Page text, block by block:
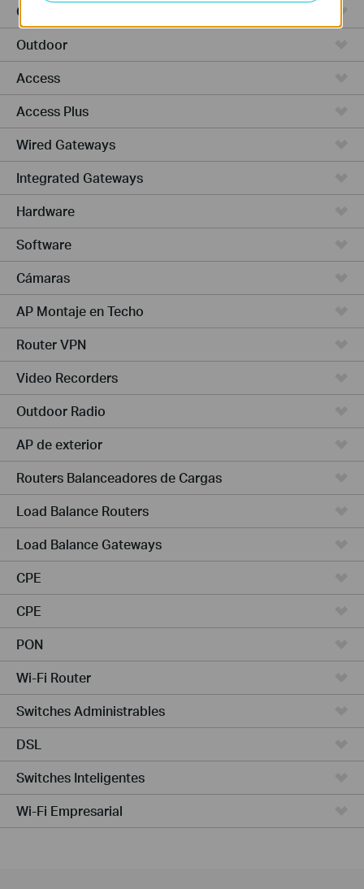
Ceiling Mount
Outdoor
Access
Access Plus
Wired Gateways
Integrated Gateways
Hardware
Software
Cámaras
AP Montaje en Techo
Router VPN
Video Recorders
Outdoor Radio
AP de exterior
Routers Balanceadores de Cargas
Load Balance Routers
Load Balance Gateways
CPE
CPE
PON
Wi-Fi Router
Switches Administrables
DSL
Switches Inteligentes
Wi-Fi Empresarial